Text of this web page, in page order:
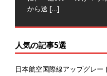
人気の記事5選
ツ- 48,017 views
日本航空国際線マイルアップ